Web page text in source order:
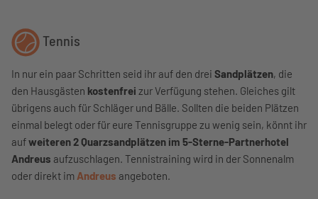
Tennis
In nur ein paar Schritten seid ihr auf den drei Sandplätzen, die
den Hausgästen kostenfrei zur Verfügung stehen. Gleiches gilt
übrigens auch für Schläger und Bälle. Sollten die beiden Plätzen
einmal belegt oder für eure Tennisgruppe zu wenig sein, könnt ihr
aufweiteren 2 Quarzsandplätzen im 5-Sterne-Partnerhotel
Andreus aufzuschlagen. Tennistraining wird in der Sonnenalm
oder direkt im Andreus angeboten.